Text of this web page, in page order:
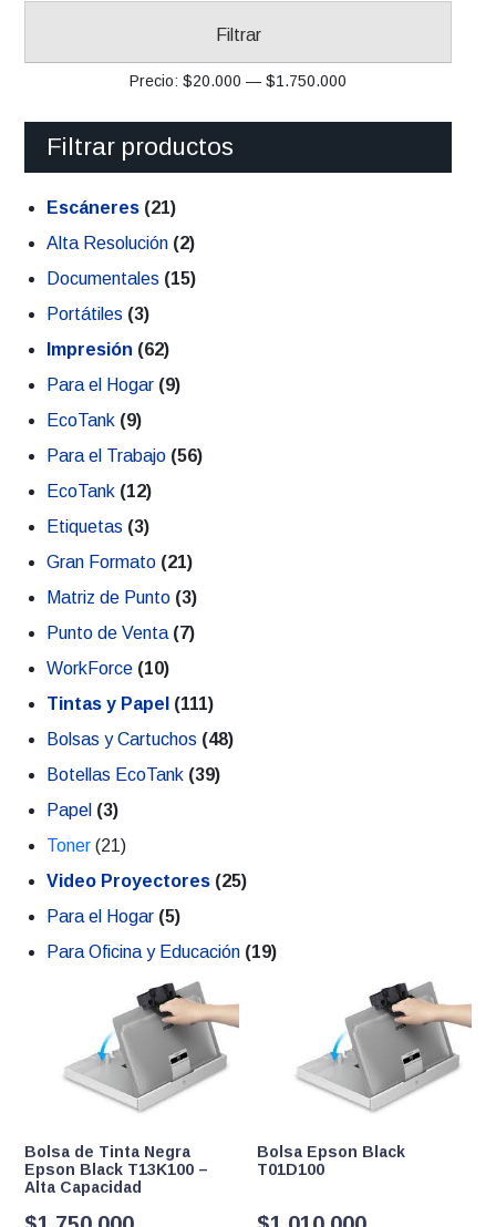
Filtrar
Precio:$20.000 —$1.750.000
Filtrar productos
Escáneres (21)
Alta Resolución (2)
Documentales (15)
Portátiles (3)
Impresión (62)
Para el Hogar (9)
EcoTank (9)
Para el Trabajo (56)
EcoTank (12)
Etiquetas (3)
Gran Formato (21)
Matriz de Punto (3)
Punto de Venta (7)
WorkForce (10)
Tintas y Papel (111)
Bolsas y Cartuchos (48)
Botellas EcoTank (39)
Papel (3)
Toner (21)
Video Proyectores (25)
Para el Hogar (5)
Para Oficina y Educación (19)
Bolsa de Tinta Negra
Epson Black T13K100 –
Alta Capacidad
Bolsa Epson Black
T01D100